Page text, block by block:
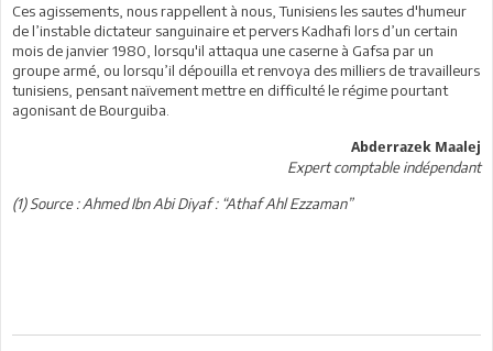
Ces agissements, nous rappellent à nous, Tunisiens les sautes d'humeur
de l’instable dictateur sanguinaire et pervers Kadhafi lors d’un certain
mois de janvier 1980, lorsqu'il attaqua une caserne à Gafsa par un
groupe armé, ou lorsqu’il dépouilla et renvoya des milliers de travailleurs
tunisiens, pensant naïvement mettre en difficulté le régime pourtant
agonisant de Bourguiba.
Abderrazek Maalej
Expert comptable indépendant
(1) Source : Ahmed Ibn Abi Diyaf : “Athaf Ahl Ezzaman”